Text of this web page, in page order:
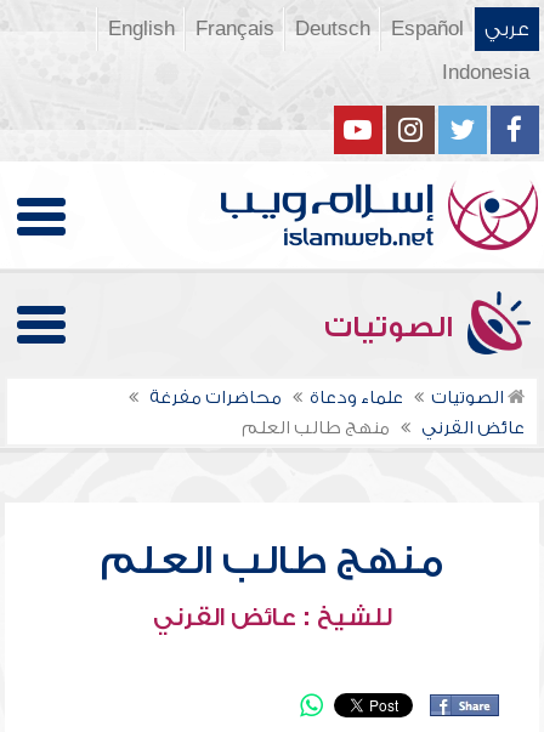
عربي Español
Deutsch
Français
English
Indonesia
الصوتيات
الصوتيات علماء ودعاة
محاضرات مفرغة
عائض القرني
منهج طالب العلم
منهج طالب العلم
للشيخ : عائض القرني